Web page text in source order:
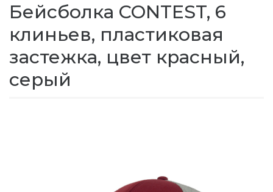
Бейсболка CONTEST, 6
клиньев, пластиковая
застежка, цвет красный,
серый